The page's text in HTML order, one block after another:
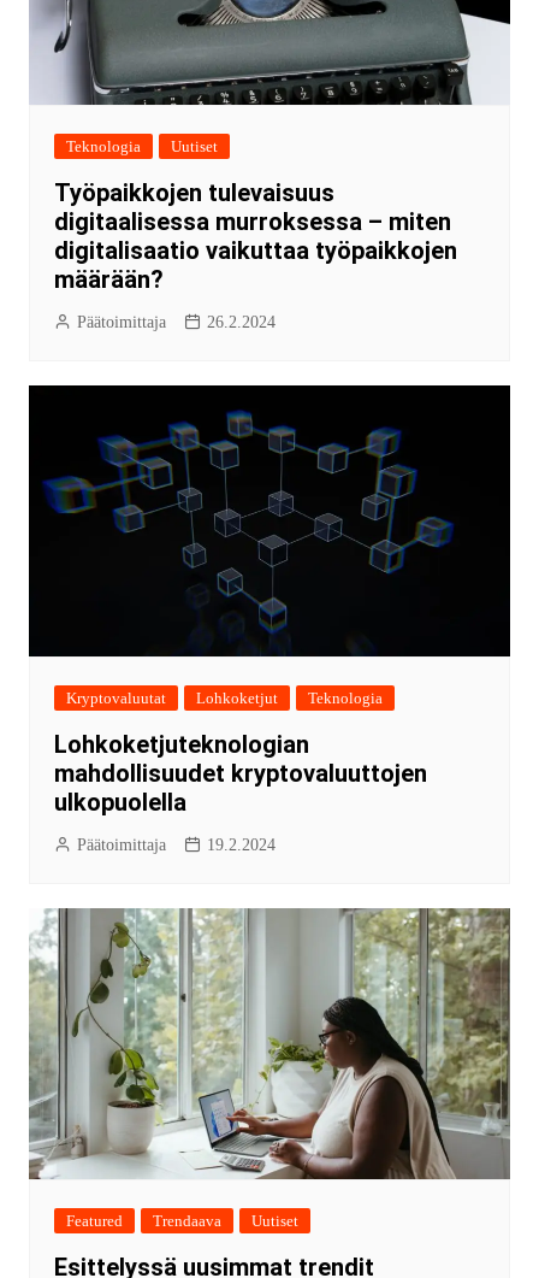
Teknologia Uutiset
Työpaikkojen tulevaisuus
digitaalisessa murroksessa – miten
digitalisaatio vaikuttaa työpaikkojen
määrään?
Päätoimittaja 26.2.2024
Kryptovaluutat Lohkoketjut Teknologia
Lohkoketjuteknologian
mahdollisuudet kryptovaluuttojen
ulkopuolella
Päätoimittaja 19.2.2024
Featured Trendaava Uutiset
Esittelyssä uusimmat trendit